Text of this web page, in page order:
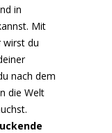
in
Mit
wirst du
nach dem
die Welt